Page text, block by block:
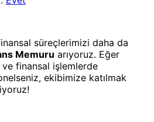
süreçlerimizi daha da
Memuru arıyoruz. Eğer
finansal işlemlerde
ekibimize katılmak